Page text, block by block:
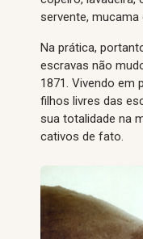
servente, mucama
Na prática,
escravas não
1871. Vivendo em
filhos livres das
sua totalidade na
cativos de fato.